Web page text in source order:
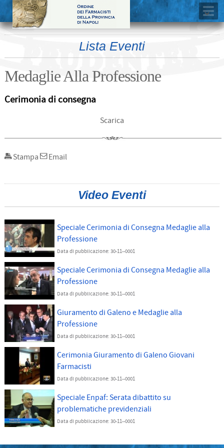
Lista Eventi
Medaglie Alla Professione
Cerimonia di consegna
Scarica
Stampa Email
Video Eventi
Speciale Cerimonia di Consegna Medaglie alla
Professione
Data di pubblicazione: 30-11--0001
Speciale Cerimonia di Consegna Medaglie alla
Professione
Data di pubblicazione: 30-11--0001
Giuramento di Galeno e Medaglie alla
Professione
Data di pubblicazione: 30-11--0001
Cerimonia Giuramento di Galeno Giovani
Farmacisti
Data di pubblicazione: 30-11--0001
Speciale Enpaf: Serata dibattito su
problematiche previdenziali
Data di pubblicazione: 30-11--0001